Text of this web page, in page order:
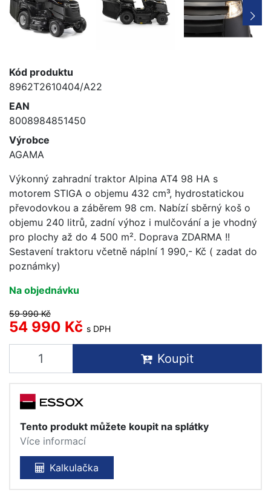
Kód produktu
8962T2610404/A22
EAN
8008984851450
Výrobce
AGAMA
Výkonný zahradní traktor Alpina AT4 98 HA s
motorem STIGA o objemu 432 cm³, hydrostatickou
převodovkou a záběrem 98 cm. Nabízí sběrný koš o
objemu 240 litrů, zadní výhoz i mulčování a je vhodný
pro plochy až do 4 500 m². Doprava ZDARMA !!
Sestavení traktoru včetně náplní 1 990,- Kč ( zadat do
poznámky)
Na objednávku
59 990 Kč
54 990 Kč s DPH
Koupit
Tento produkt můžete koupit na splátky
Více informací
Kalkulačka